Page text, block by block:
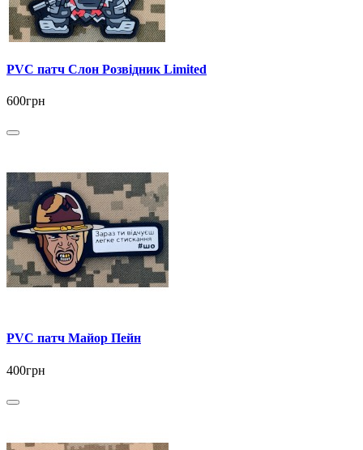
PVC патч Слон Розвідник Limited
600грн
PVC патч Майор Пейн
400грн